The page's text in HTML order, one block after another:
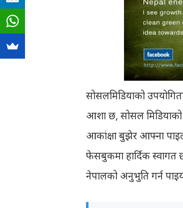
सोसलमिडियाको
आशा छ, सोसल
आकांक्षा बुझेर आफ्ना
फेसबुकमा हार्दिक स्वागत
नेपालको अनुभुति गर्न